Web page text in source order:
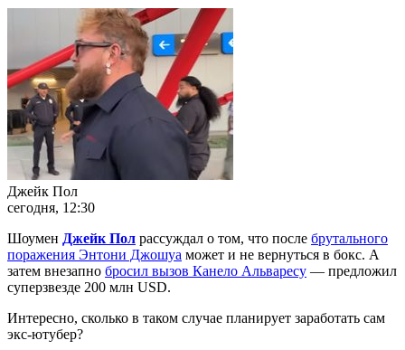
Джейк Пол
сегодня, 12:30
Шоумен Джейк Пол рассуждал о том, что после брутального
поражения Энтони Джошуа может и не вернуться в бокс. А
затем внезапно бросил вызов Канело Альваресу — предложил
суперзвезде 200 млн USD.
Интересно, сколько в таком случае планирует заработать сам
экс-ютубер?